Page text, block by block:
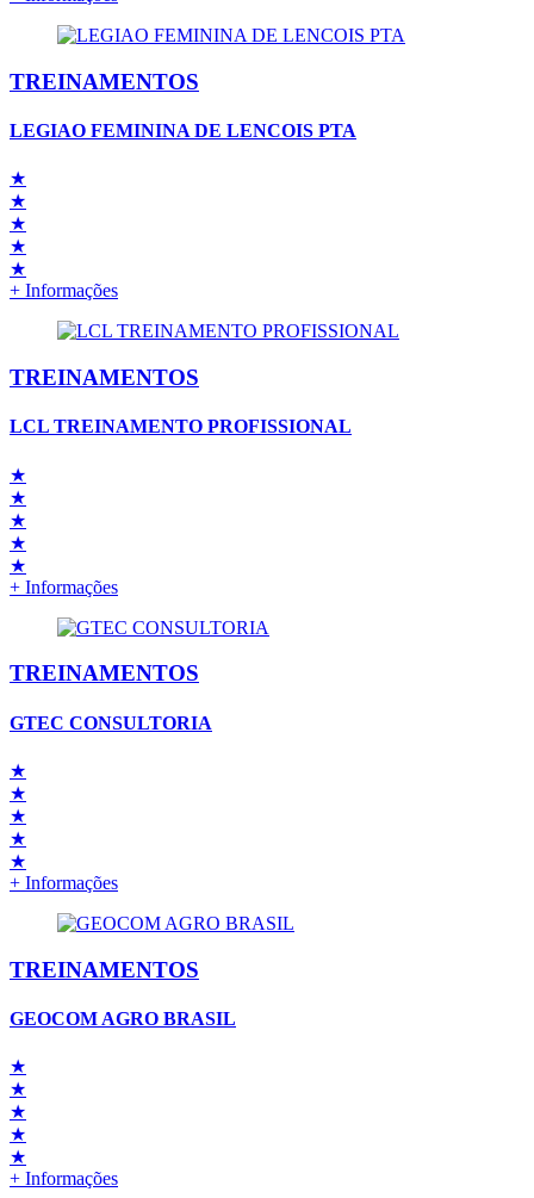
TREINAMENTOS
LEGIAO FEMININA DE LENCOIS PTA
★
★
★
★
★
+ Informações
TREINAMENTOS
LCL TREINAMENTO PROFISSIONAL
★
★
★
★
★
+ Informações
TREINAMENTOS
GTEC CONSULTORIA
★
★
★
★
★
+ Informações
TREINAMENTOS
GEOCOM AGRO BRASIL
★
★
★
★
★
+ Informações